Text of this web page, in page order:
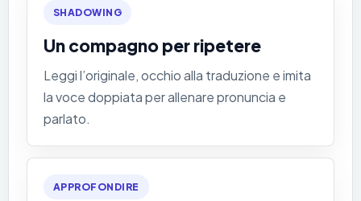
SHADOWING
Un compagno per ripetere
Leggi l’originale, occhio alla traduzione e imita
la voce doppiata per allenare pronuncia e
parlato.
APPROFONDIRE